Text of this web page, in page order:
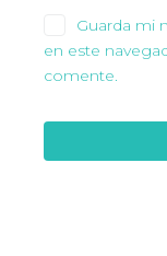
Guarda mi
en este
comente.